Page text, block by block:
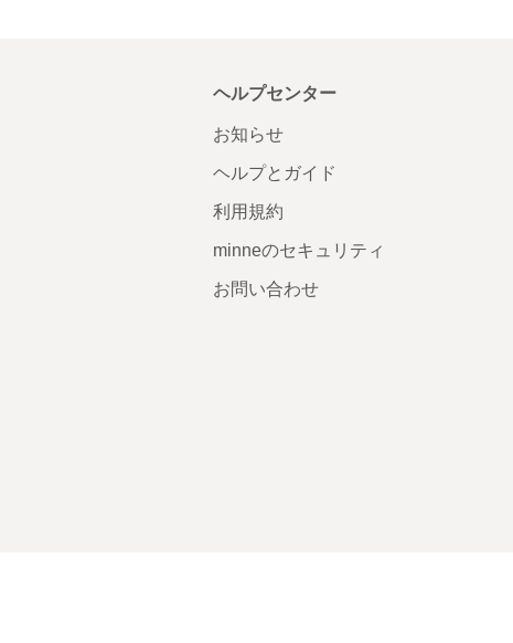
ヘルプセンター
お知らせ
ヘルプとガイド
利用規約
minneのセキュリティ
お問い合わせ